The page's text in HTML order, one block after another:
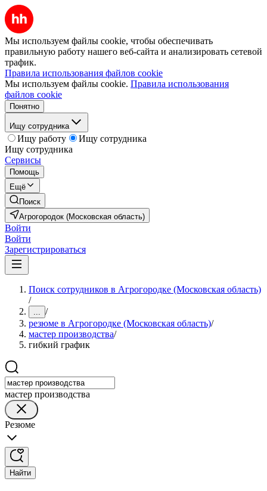
Мы используем файлы cookie, чтобы обеспечивать
правильную работу нашего веб-сайта и анализировать сетевой
трафик.
Правила использования файлов cookie
Мы используем файлы cookie. Правила использования
файлов cookie
Понятно
Ищу сотрудника
Ищу работу
Ищу сотрудника
Ищу сотрудника
Сервисы
Помощь
Ещё
Поиск
Агрогородок (Московская область)
Войти
Войти
Зарегистрироваться
Поиск сотрудников в Агрогородке (Московская область)
/
... /
резюме в Агрогородке (Московская область)/
мастер производства/
гибкий график
мастер производства
Резюме
Найти